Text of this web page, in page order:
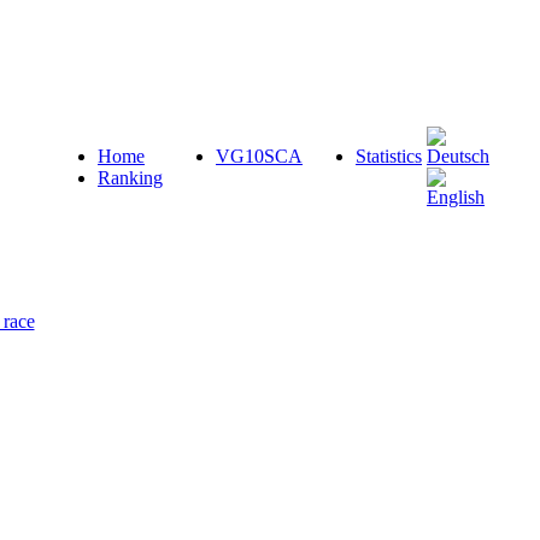
Home
Ranking
VG10SCA Statistics